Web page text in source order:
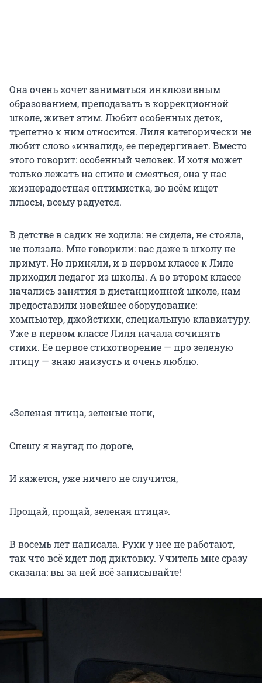
Она очень хочет заниматься инклюзивным
образованием, преподавать в коррекционной
школе, живет этим. Любит особенных деток,
трепетно к ним относится. Лиля категорически не
любит слово «инвалид», ее передергивает. Вместо
этого говорит: особенный человек. И хотя может
только лежать на спине и смеяться, она у нас
жизнерадостная оптимистка, во всём ищет
плюсы, всему радуется.
В детстве в садик не ходила: не сидела, не стояла,
не ползала. Мне говорили: вас даже в школу не
примут. Но приняли, и в первом классе к Лиле
приходил педагог из школы. А во втором классе
начались занятия в дистанционной школе, нам
предоставили новейшее оборудование:
компьютер, джойстики, специальную клавиатуру.
Уже в первом классе Лиля начала сочинять
стихи. Ее первое стихотворение — про зеленую
птицу — знаю наизусть и очень люблю.
«Зеленая птица, зеленые ноги,
Спешу я наугад по дороге,
И кажется, уже ничего не случится,
Прощай, прощай, зеленая птица».
В восемь лет написала. Руки у нее не работают,
так что всё идет под диктовку. Учитель мне сразу
сказала: вы за ней всё записывайте!